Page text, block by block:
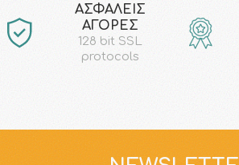
AΣΦΑΛΕΙΣ
ΑΓΟΡΕΣ
128 bit SSL
protocols